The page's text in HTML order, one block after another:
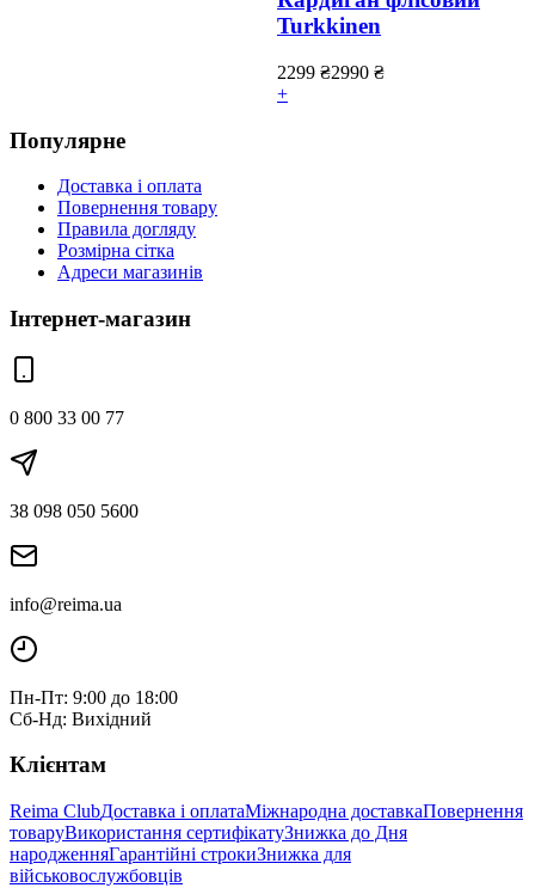
Turkkinen
2299 ₴2990 ₴
+
Популярне
Доставка і оплата
Повернення товару
Правила догляду
Розмірна сітка
Адреси магазинів
Інтернет-магазин
0 800 33 00 77
38 098 050 5600
info@reima.ua
Пн-Пт: 9:00 до 18:00
Сб-Нд: Вихідний
Клієнтам
Reima ClubДоставка і оплатаМіжнародна доставкаПовернення
товаруВикористання сертифікатуЗнижка до Дня
народженняГарантійні строкиЗнижка для
військовослужбовців